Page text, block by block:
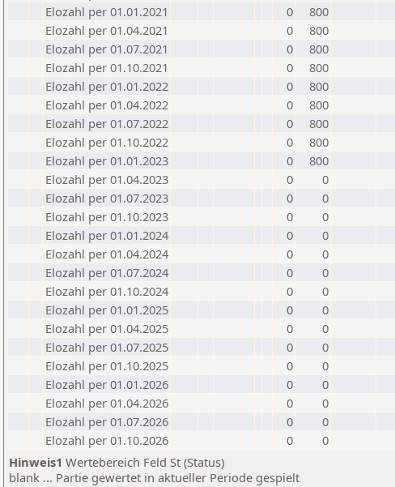
Elozahl per 01.01.2021
0
800
Elozahl per 01.04.2021
0
800
Elozahl per 01.07.2021
0
800
Elozahl per 01.10.2021
0
800
Elozahl per 01.01.2022
0
800
Elozahl per 01.04.2022
0
800
Elozahl per 01.07.2022
0
800
Elozahl per 01.10.2022
0
800
Elozahl per 01.01.2023
0
800
Elozahl per 01.04.2023
0
0
Elozahl per 01.07.2023
0
0
Elozahl per 01.10.2023
0
0
Elozahl per 01.01.2024
0
0
Elozahl per 01.04.2024
0
0
Elozahl per 01.07.2024
0
0
Elozahl per 01.10.2024
0
0
Elozahl per 01.01.2025
0
0
Elozahl per 01.04.2025
0
0
Elozahl per 01.07.2025
0
0
Elozahl per 01.10.2025
0
0
Elozahl per 01.01.2026
0
0
Elozahl per 01.04.2026
0
0
Elozahl per 01.07.2026
0
0
Elozahl per 01.10.2026
0
0
Hinweis1 Wertebereich Feld St (Status)
blank ... Partie gewertet in aktueller Periode gespielt